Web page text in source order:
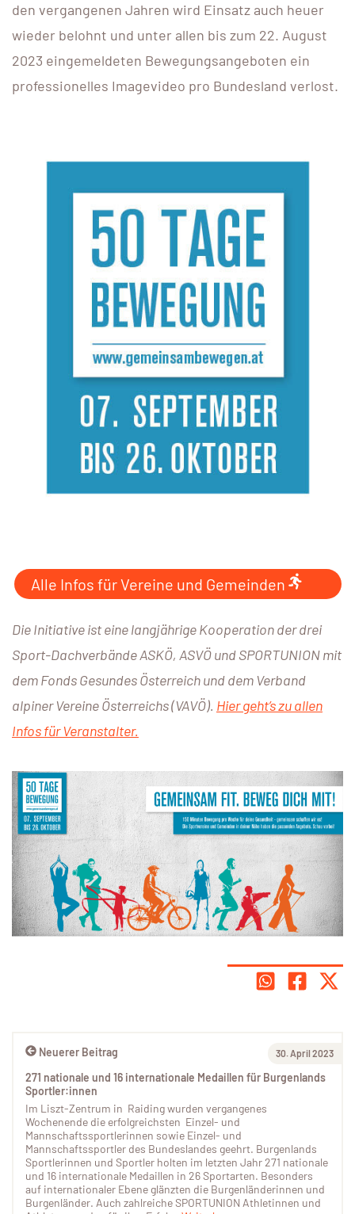
den vergangenen Jahren wird Einsatz auch heuer
wieder belohnt und unter allen bis zum 22. August
2023 eingemeldeten Bewegungsangeboten ein
professionelles Imagevideo pro Bundesland verlost.
Alle Infos für Vereine und Gemeinden
Die Initiative ist eine langjährige Kooperation der drei
Sport-Dachverbände ASKÖ, ASVÖ und SPORTUNION mit
dem Fonds Gesundes Österreich und dem Verband
alpiner Vereine Österreichs (VAVÖ). Hier geht’s zu allen
Infos für Veranstalter.
Neuerer Beitrag 30. April 2023
271 nationale und 16 internationale Medaillen für Burgenlands
Sportler:innen
Im Liszt-Zentrum in Raiding wurden vergangenes
Wochenende die erfolgreichsten Einzel- und
Mannschaftssportlerinnen sowie Einzel- und
Mannschaftssportler des Bundeslandes geehrt. Burgenlands
Sportlerinnen und Sportler holten im letzten Jahr 271 nationale
und 16 internationale Medaillen in 26 Sportarten. Besonders
auf internationaler Ebene glänzten die Burgenländerinnen und
Burgenländer. Auch zahlreiche SPORTUNION Athletinnen und